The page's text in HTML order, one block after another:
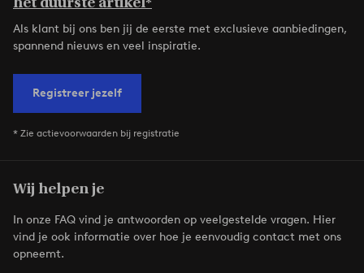
Als klant bij ons ben jij de eerste met exclusieve aanbiedingen,
spannend nieuws en veel inspiratie.
Registreer jezelf
* Zie actievoorwaarden bij registratie
Wij helpen je
In onze FAQ vind je antwoorden op veelgestelde vragen. Hier
vind je ook informatie over hoe je eenvoudig contact met ons
opneemt.